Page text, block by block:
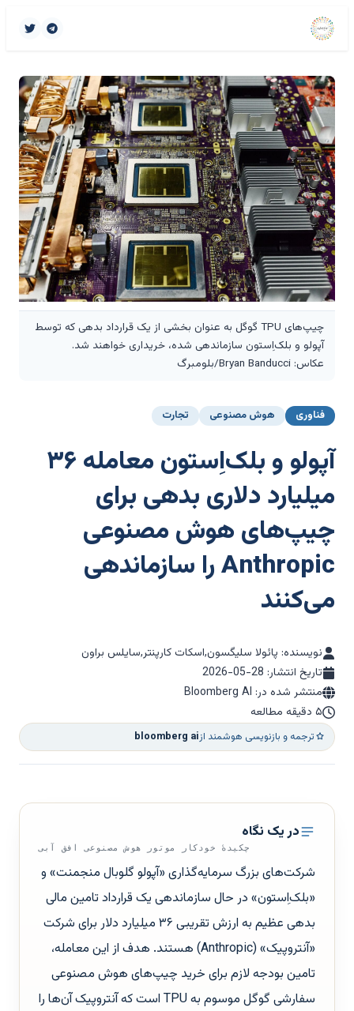
چیپ‌های TPU گوگل به عنوان بخشی از یک قرارداد بدهی که توسط
آپولو و بلک‌اِستون سازماندهی شده، خریداری خواهند شد.
عکاس: Bryan Banducci/بلومبرگ
فناوری هوش مصنوعی تجارت
آپولو و بلک‌اِستون معامله ۳۶
میلیارد دلاری بدهی برای
چیپ‌های هوش مصنوعی
Anthropic را سازماندهی
می‌کنند
نویسنده: پائولا سلیگسون,اسکات کارپنتر,سایلس براون
تاریخ انتشار: 2026-05-28
منتشر شده در: Bloomberg AI
۵ دقیقه مطالعه
ترجمه و بازنویسی هوشمند ازbloomberg ai
در یک نگاه
چکیدهٔ خودکار موتور هوش مصنوعی افق آبی
شرکت‌های بزرگ سرمایه‌گذاری «آپولو گلوبال منجمنت» و
«بلک‌اِستون» در حال سازماندهی یک قرارداد تامین مالی
بدهی عظیم به ارزش تقریبی ۳۶ میلیارد دلار برای شرکت
«آنتروپیک» (Anthropic) هستند. هدف از این معامله،
تامین بودجه لازم برای خرید چیپ‌های هوش مصنوعی
سفارشی گوگل موسوم به TPU است که آنتروپیک آن‌ها را